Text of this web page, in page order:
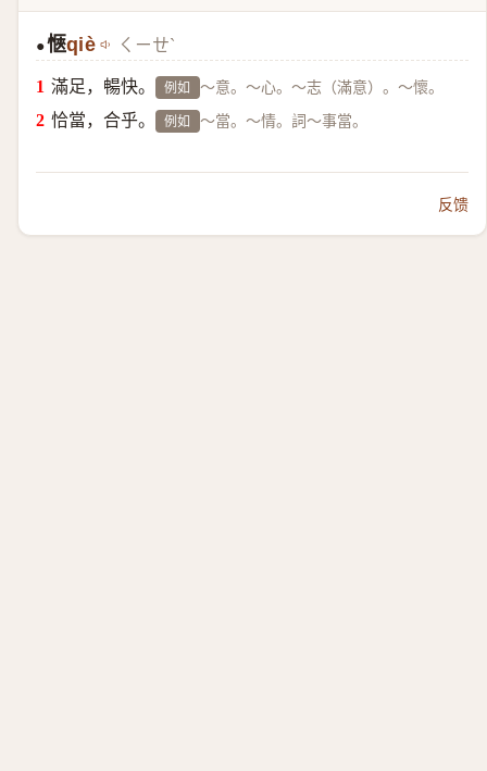
●愜qiè ㄑㄧㄝˋ
滿足，暢快。 例如 ～意。～心。～志（滿意）。～懷。
恰當，合乎。 例如 ～當。～情。詞～事當。
反馈